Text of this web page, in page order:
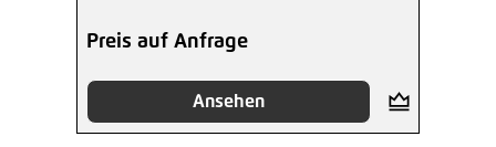
Preis auf Anfrage
Ansehen